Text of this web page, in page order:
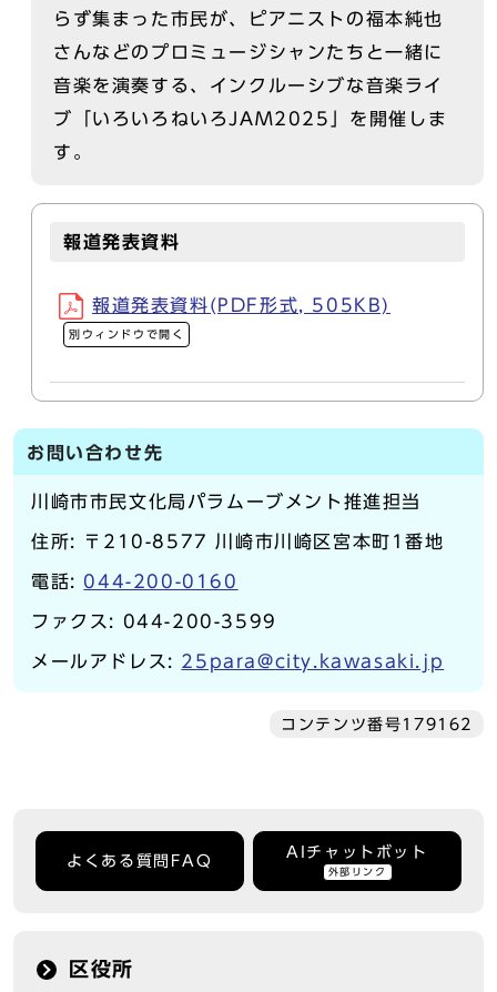
らず集まった市民が、ピアニストの福本純也
さんなどのプロミュージシャンたちと一緒に
音楽を演奏する、インクルーシブな音楽ライ
ブ「いろいろねいろJAM2025」を開催しま
す。
報道発表資料
報道発表資料(PDF形式, 505KB)
別ウィンドウで開く
お問い合わせ先
川崎市市民文化局パラムーブメント推進担当
住所: 〒210-8577 川崎市川崎区宮本町1番地
電話: 044-200-0160
ファクス: 044-200-3599
メールアドレス: 25para@city.kawasaki.jp
コンテンツ番号179162
よくある質問FAQ
AIチャットボット
外部リンク
区役所